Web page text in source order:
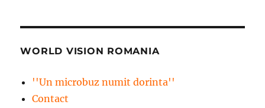
WORLD VISION ROMANIA
''Un microbuz numit dorinta''
Contact